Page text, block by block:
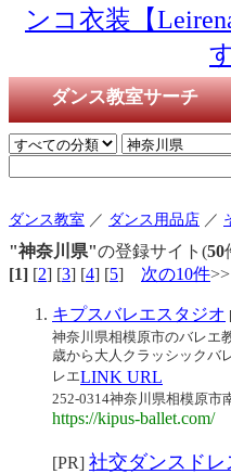
ンコ衣装【
ダンス教室サーチ
ダンス教室 ／ ダンス用品店 ／
"神奈川県"の登録サイト(50
[1] [2] [3] [4] [5] 次の10件>>
キプスバレエスタジオ
神奈川県相模原市のバレ
歳から大人クラッシックバ
レエLINK URL
252-0314神奈川県相模原市
https://kipus-ballet.com/
[PR] 社交ダンスドレ